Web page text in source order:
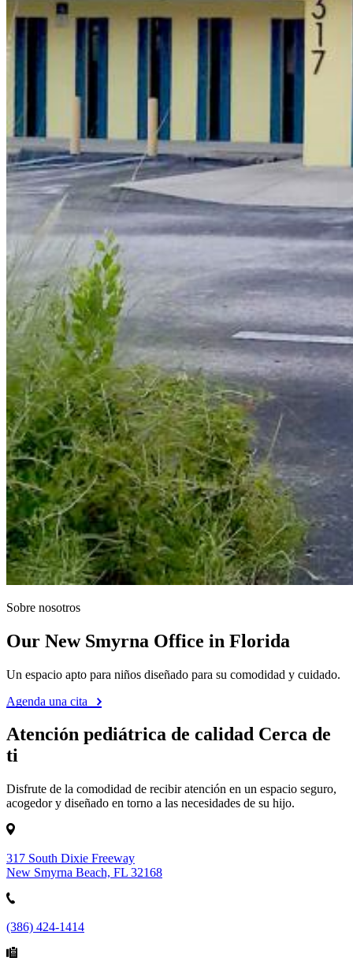
Sobre nosotros
Our New Smyrna Office in Florida
Un espacio apto para niños diseñado para su comodidad y cuidado.
Agenda una cita
Atención pediátrica de calidad Cerca de
ti
Disfrute de la comodidad de recibir atención en un espacio seguro,
acogedor y diseñado en torno a las necesidades de su hijo.
317 South Dixie Freeway
New Smyrna Beach, FL 32168
(386) 424-1414